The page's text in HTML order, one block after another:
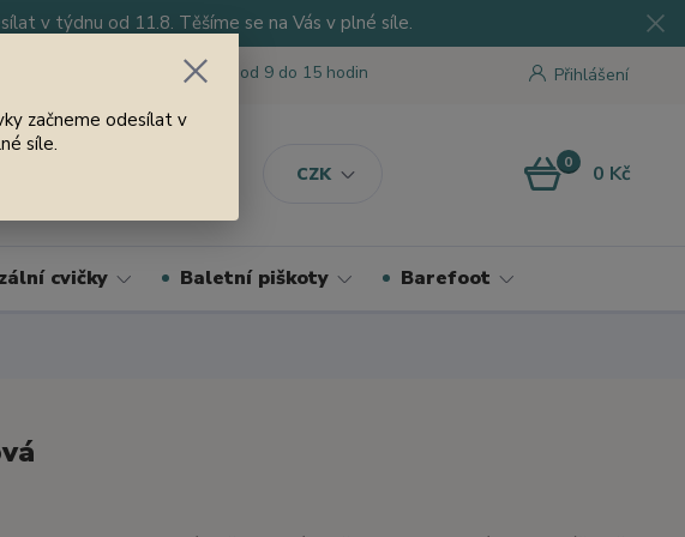
v týdnu od 11.8. Těšíme se na Vás v plné síle.
CZK
Přihlášení
Jsme tu pro Vás od 9 do 15 hodin
0 0 Kč
cvičky Baletní piškoty Barefoot
začneme odesílat v
síle.